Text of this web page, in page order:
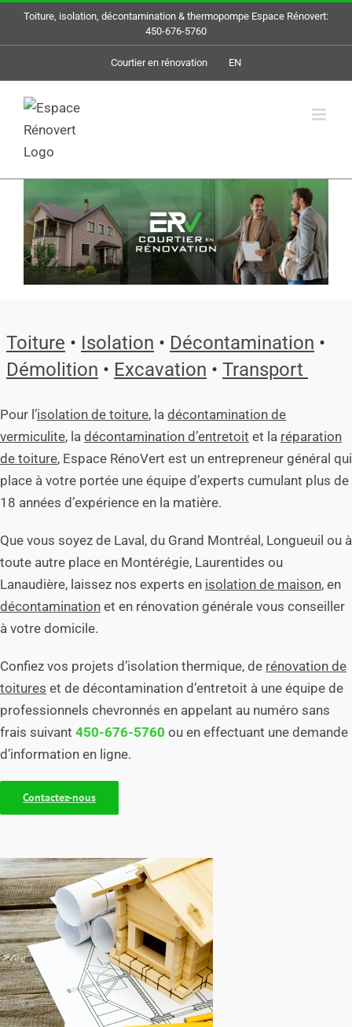
SkipToiture, isolation, décontamination & thermopompe Espace Rénovert:
450-676-5760
Courtier en rénovation EN
Toiture • Isolation • Décontamination •
Démolition • Excavation • Transport
Pour l’isolation de toiture, la décontamination de
vermiculite, la décontamination d’entretoit et la réparation
de toiture, Espace RénoVert est un entrepreneur général qui
place à votre portée une équipe d’experts cumulant plus de
18 années d’expérience en la matière.
Que vous soyez de Laval, du Grand Montréal, Longueuil ou à
toute autre place en Montérégie, Laurentides ou
Lanaudière, laissez nos experts en isolation de maison, en
décontamination et en rénovation générale vous conseiller
à votre domicile.
Confiez vos projets d’isolation thermique, de rénovation de
toitures et de décontamination d’entretoit à une équipe de
professionnels chevronnés en appelant au numéro sans
frais suivant 450-676-5760 ou en effectuant une demande
d’information en ligne.
Contactez-nous